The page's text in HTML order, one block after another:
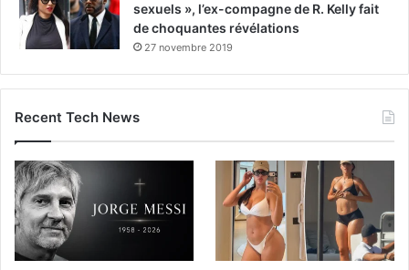
sexuels », l’ex-compagne de R. Kelly fait
de choquantes révélations
27 novembre 2019
Recent Tech News